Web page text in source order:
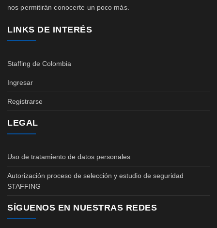
nos permitirán conocerte un poco más.
LINKS DE INTERÉS
Staffing de Colombia
Ingresar
Registrarse
LEGAL
Uso de tratamiento de datos personales
Autorización proceso de selección y estudio de seguridad
STAFFING
SÍGUENOS EN NUESTRAS REDES